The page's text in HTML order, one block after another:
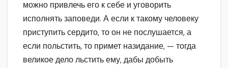
можно привлечь его к себе и уговорить
исполнять заповеди. А если к такому человеку
приступить сердито, то он не послушается, а
если польстить, то примет назидание, — тогда
великое дело льстить ему, дабы добыть